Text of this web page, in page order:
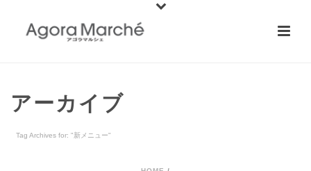
アーカイブ
Tag Archives for: "新メニュー"